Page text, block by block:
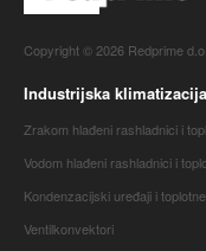
Copyright © 2026 Redprime
Industrijska klimatizacija
Zrakom hlađeni rashladnici i
Vodom hlađeni rashladnici i
Kondenzacijski uređaji i
Ventilkonvektori